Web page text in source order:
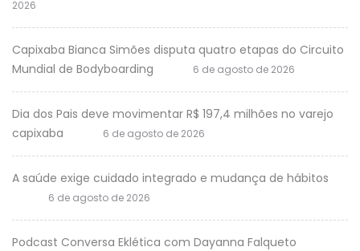
2026
Capixaba Bianca Simões disputa quatro etapas do Circuito
Mundial de Bodyboarding
6 de agosto de 2026
Dia dos Pais deve movimentar R$ 197,4 milhões no varejo
capixaba
6 de agosto de 2026
A saúde exige cuidado integrado e mudança de hábitos
6 de agosto de 2026
Podcast Conversa Eklética com Dayanna Falqueto